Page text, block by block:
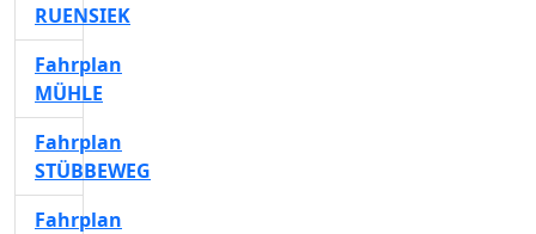
RUENSIEK
Fahrplan
MÜHLE
Fahrplan
STÜBBEWEG
Fahrplan